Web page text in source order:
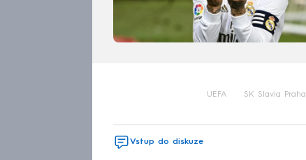
UEFA SK Slavia Praha
Vstup do diskuze